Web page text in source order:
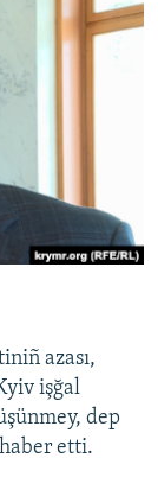
azası,
işğal
dep
etti.